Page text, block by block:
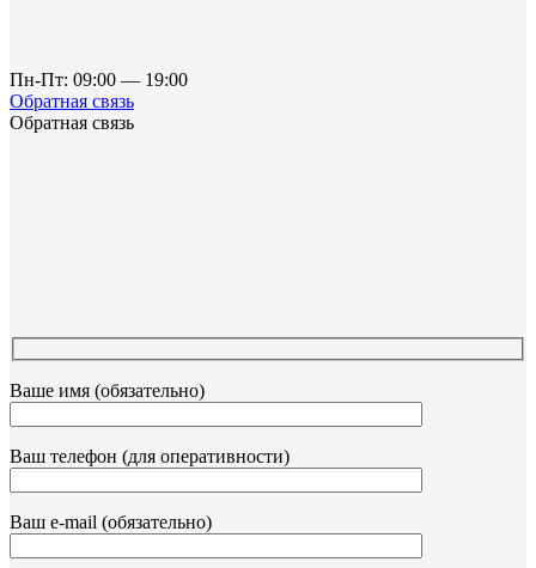
Пн-Пт: 09:00 — 19:00
Обратная связь
Обратная связь
Ваше имя (обязательно)
Ваш телефон (для оперативности)
Ваш e-mail (обязательно)